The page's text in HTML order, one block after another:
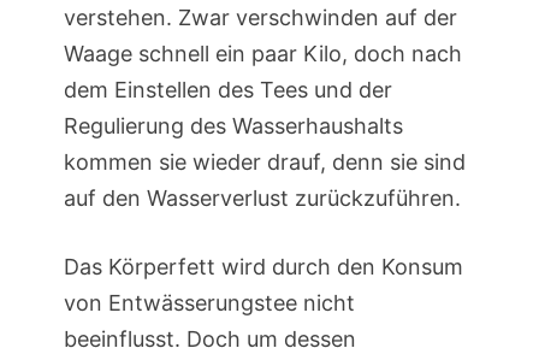
verstehen. Zwar verschwinden auf der
Waage schnell ein paar Kilo, doch nach
dem Einstellen des Tees und der
Regulierung des Wasserhaushalts
kommen sie wieder drauf, denn sie sind
auf den Wasserverlust zurückzuführen.
Das Körperfett wird durch den Konsum
von Entwässerungstee nicht
beeinflusst. Doch um dessen